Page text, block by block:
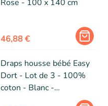
Rose - 100 x 140 cm
46,88 €
Draps housse bébé Easy
Dort - Lot de 3 - 100%
coton - Blanc -